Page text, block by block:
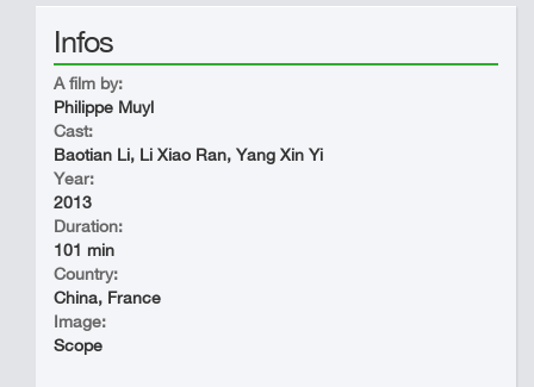
Infos
A film by:
Philippe Muyl
Cast:
Baotian Li, Li Xiao Ran, Yang Xin Yi
Year:
2013
Duration:
101 min
Country:
China, France
Image:
Scope